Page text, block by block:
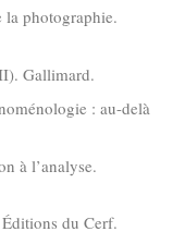
la photographie.
Gallimard.
: au-delà
à l’analyse.
du Cerf.